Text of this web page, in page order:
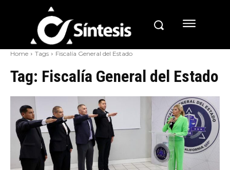
Home Tags Fiscalía General del Estado
Tag: Fiscalía General del Estado